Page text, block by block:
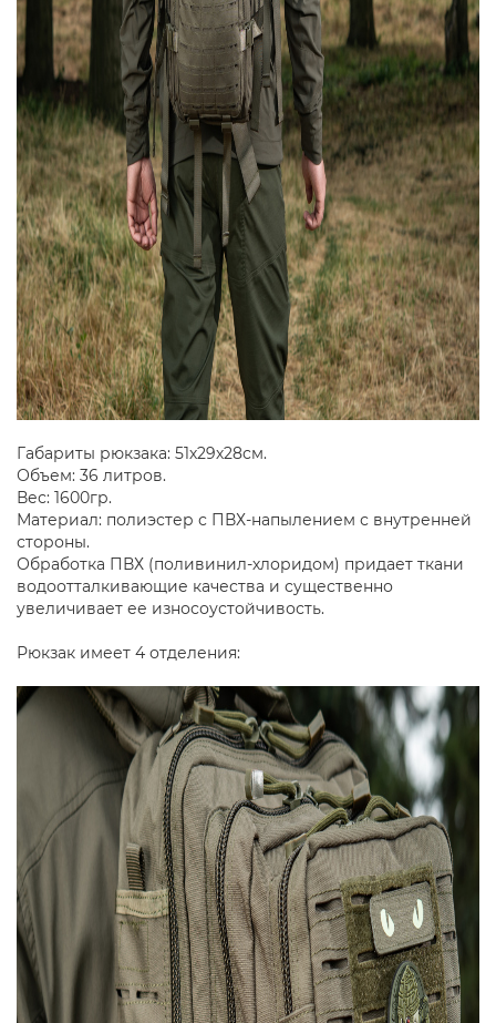
Габариты рюкзака: 51х29х28см.
Объем: 36 литров.
Вес: 1600гр.
Материал: полиэстер с ПВХ-напылением с внутренней
стороны.
Обработка ПВХ (поливинил-хлоридом) придает ткани
водоотталкивающие качества и существенно
увеличивает ее износоустойчивость.
Рюкзак имеет 4 отделения: